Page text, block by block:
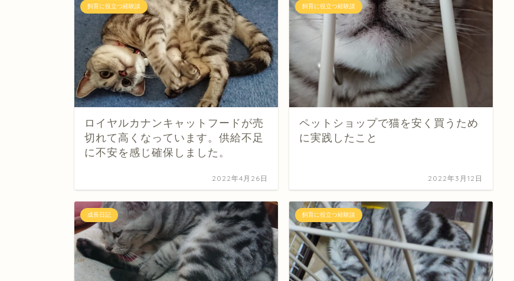
飼育に役立つ経験談
ロイヤルカナンキャットフードが売
切れて高くなっています。供給不足
に不安を感じ確保しました。
2022年4月26日
飼育に役立つ経験談
ペットショップで猫を安く買うため
に実践したこと
2022年3月12日
成長日記 飼育に役立つ経験談